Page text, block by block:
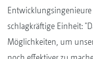
schlagkräftige Einheit:
Möglichkeiten, um